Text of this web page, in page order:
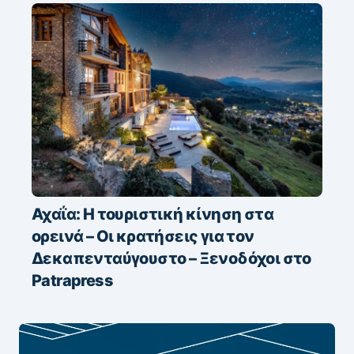
Αχαΐα: Η τουριστική κίνηση στα
ορεινά – Οι κρατήσεις για τον
Δεκαπενταύγουστο – Ξενοδόχοι στο
Patrapress